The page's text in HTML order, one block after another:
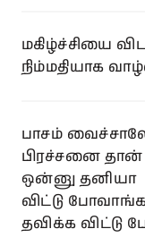
மகிழ்ச்சியை
நிம்மதியாக
பாசம்
பிரச்சனை தான்
ஒன்னு தனியா
விட்டு
தவிக்க விட்டு